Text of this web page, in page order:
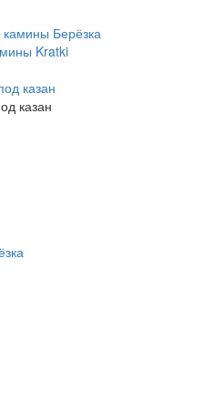
Берёзка
Kratki
казан
казан